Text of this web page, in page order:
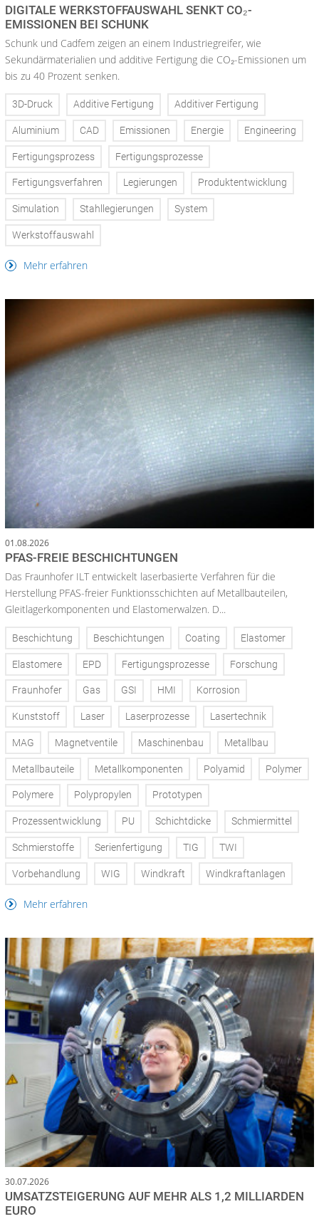
DIGITALE WERKSTOFFAUSWAHL SENKT CO₂-
EMISSIONEN BEI SCHUNK
Schunk und Cadfem zeigen an einem Industriegreifer, wie
Sekundärmaterialien und additive Fertigung die CO₂-Emissionen um
bis zu 40 Prozent senken.
3D-Druck Additive Fertigung Additiver Fertigung
Aluminium CAD Emissionen Energie Engineering
Fertigungsprozess Fertigungsprozesse
Fertigungsverfahren Legierungen Produktentwicklung
Simulation Stahllegierungen System
Werkstoffauswahl
Mehr erfahren
01.08.2026
PFAS-FREIE BESCHICHTUNGEN
Das Fraunhofer ILT entwickelt laserbasierte Verfahren für die
Herstellung PFAS-freier Funktionsschichten auf Metallbauteilen,
Gleitlagerkomponenten und Elastomerwalzen. D...
Beschichtung Beschichtungen Coating Elastomer
Elastomere EPD Fertigungsprozesse Forschung
Fraunhofer Gas GSI HMI Korrosion
Kunststoff Laser Laserprozesse Lasertechnik
MAG Magnetventile Maschinenbau Metallbau
Metallbauteile Metallkomponenten Polyamid Polymer
Polymere Polypropylen Prototypen
Prozessentwicklung PU Schichtdicke Schmiermittel
Schmierstoffe Serienfertigung TIG TWI
Vorbehandlung WIG Windkraft Windkraftanlagen
Mehr erfahren
30.07.2026
UMSATZSTEIGERUNG AUF MEHR ALS 1,2 MILLIARDEN
EURO